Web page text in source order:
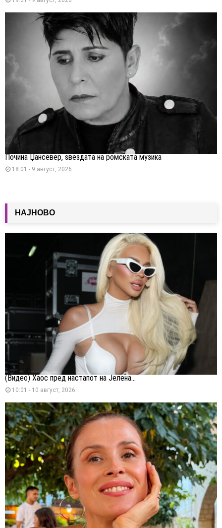
Почина Џансевер, ѕвездата на ромската музика
18:01 - 9 август, 2026
НАЈНОВО
(Видео) Хаос пред настапот на Јелена...
10:01 - 10 август, 2026